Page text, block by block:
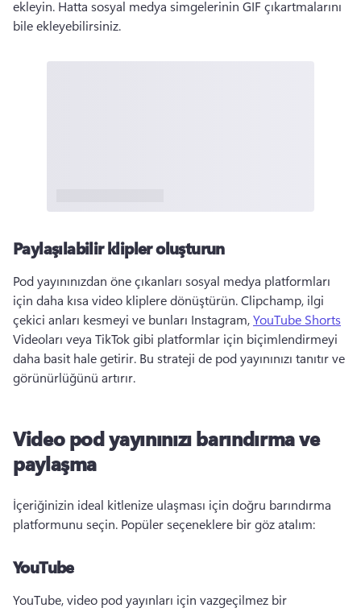
ekleyin. Hatta sosyal medya simgelerinin GIF çıkartmalarını
bile ekleyebilirsiniz.
Paylaşılabilir klipler oluşturun
Pod yayınınızdan öne çıkanları sosyal medya platformları
için daha kısa video kliplere dönüştürün. Clipchamp, ilgi
çekici anları kesmeyi ve bunları Instagram, YouTube Shorts
Videoları veya TikTok gibi platformlar için biçimlendirmeyi
daha basit hale getirir. Bu strateji de pod yayınınızı tanıtır ve
görünürlüğünü artırır.
Video pod yayınınızı barındırma ve
paylaşma
İçeriğinizin ideal kitlenize ulaşması için doğru barındırma
platformunu seçin. Popüler seçeneklere bir göz atalım:
YouTube
YouTube, video pod yayınları için vazgeçilmez bir